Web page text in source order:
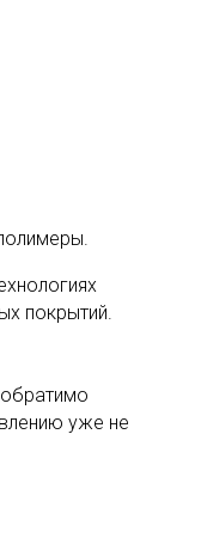
покрытий.
уже не